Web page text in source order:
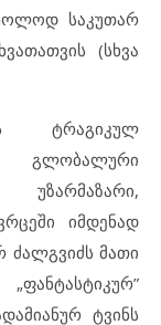
საკუთარ
(სხვა
გლობალური
იმდენად
ძალგვიძს მათი
ტვინს